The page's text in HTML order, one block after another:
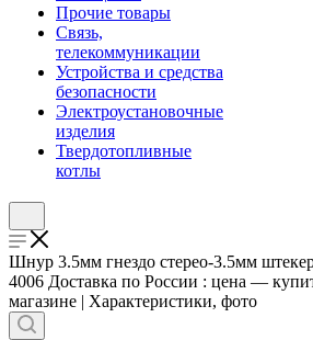
Прочие товары
Связь,
телекоммуникации
Устройства и средства
безопасности
Электроустановочные
изделия
Твердотопливные
котлы
Шнур 3.5мм гнездо стерео-3.5мм
4006 Доставка по России : цена —
магазине | Характеристики, фото